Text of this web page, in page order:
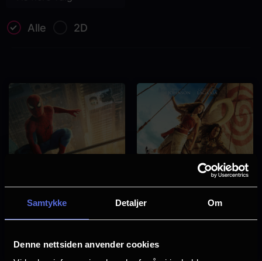
Samtykke Detaljer Om
Denne nettsiden anvender cookies
Alle 2D